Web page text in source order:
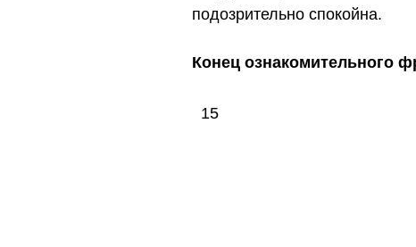
подозрительно спокойна.
Конец ознакомительного
15